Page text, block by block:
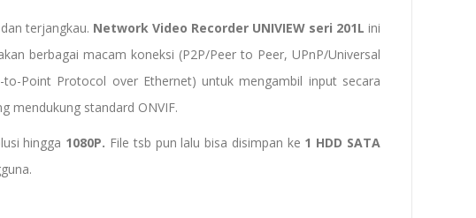
terjangkau. Network Video Recorder UNIVIEW seri 201L ini
berbagai macam koneksi (P2P/Peer to Peer, UPnP/Universal
Point Protocol over Ethernet) untuk mengambil input secara
mendukung standard ONVIF.
hingga 1080P. File tsb pun lalu bisa disimpan ke 1 HDD SATA